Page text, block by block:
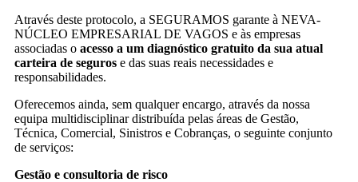
Através deste protocolo, a SEGURAMOS garante à NEVA-
NÚCLEO EMPRESARIAL DE VAGOS e às empresas
associadas o acesso a um diagnóstico gratuito da sua atual
carteira de seguros e das suas reais necessidades e
responsabilidades.
Oferecemos ainda, sem qualquer encargo, através da nossa
equipa multidisciplinar distribuída pelas áreas de Gestão,
Técnica, Comercial, Sinistros e Cobranças, o seguinte conjunto
de serviços:
Gestão e consultoria de risco